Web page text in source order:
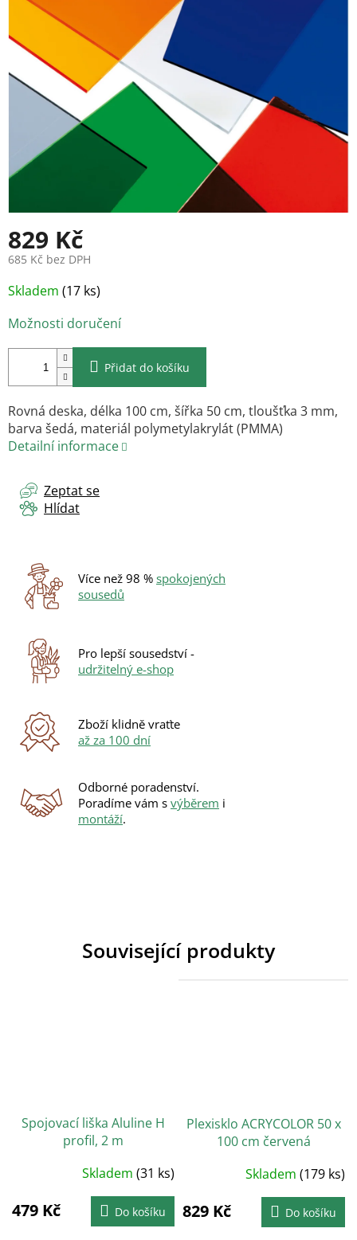
829 Kč
685 Kč bez DPH
Měrná
cena:
Skladem (17 ks)
Možnosti doručení
Přidat do košíku
Rovná deska, délka 100 cm, šířka 50 cm, tloušťka 3 mm,
barva šedá, materiál polymetylakrylát (PMMA)
Detailní informace
Zeptat se
Hlídat
Více než 98 % spokojených
sousedů
Pro lepší sousedství -
udržitelný e-shop
Zboží klidně vraťte
až za 100 dní
Odborné poradenství.
Poradíme vám s výběrem i
montáží.
Související produkty
Spojovací liška Aluline H
profil, 2 m
Skladem (31 ks)
479 Kč Do košíku
Plexisklo ACRYCOLOR 50 x
100 cm červená
Skladem (179 ks)
829 Kč Do košíku